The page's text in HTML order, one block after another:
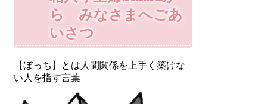
ら みなさまへごあ
いさつ
【ぼっち】とは人間関係を上手く築けな
い人を指す言葉